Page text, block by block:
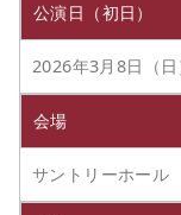
公演日（初日）
2026年3月8日（
会場
サントリーホール